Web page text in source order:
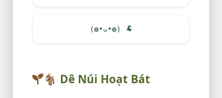
(◍•ᴗ•◍) 🐏
🐐 Dê Núi Hoạt Bát